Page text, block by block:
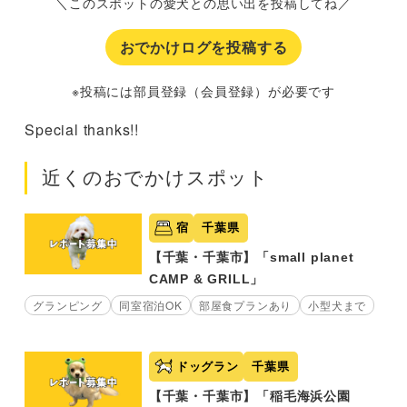
おでかけログを投稿する
※投稿には部員登録（会員登録）が必要です
Special thanks!!
近くのおでかけスポット
宿 千葉県
【千葉・千葉市】「small planet
CAMP & GRILL」
グランピング 同室宿泊OK 部屋食プランあり 小型犬まで
ドッグラン 千葉県
【千葉・千葉市】「稲毛海浜公園